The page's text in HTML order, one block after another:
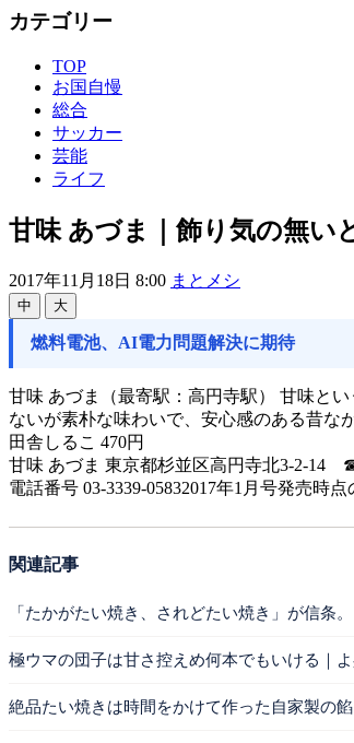
カテゴリー
TOP
お国自慢
総合
サッカー
芸能
ライフ
甘味 あづま｜飾り気の無い
2017年11月18日 8:00 まとメシ
中 大
燃料電池、AI電力問題解決に期待
甘味 あづま（最寄駅：高円寺駅） 甘味と
ないが素朴な味わいで、安心感のある昔
田舎しるこ 470円
甘味 あづま 東京都杉並区高円寺北3-2-14
電話番号 03-3339-05832017年1月号発売時点
関連記事
「たかがたい焼き、されどたい焼き」が信条
極ウマの団子は甘さ控えめ何本でもいける｜よ
絶品たい焼きは時間をかけて作った自家製の